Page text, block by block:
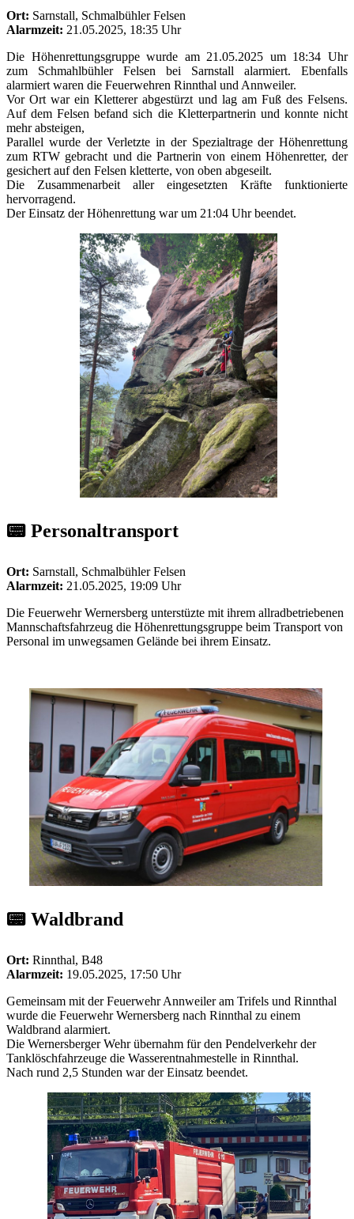
Ort: Sarnstall, Schmalbühler Felsen
Alarmzeit: 21.05.2025, 18:35 Uhr
Die Höhenrettungsgruppe wurde am 21.05.2025 um 18:34 Uhr
zum Schmahlbühler Felsen bei Sarnstall alarmiert. Ebenfalls
alarmiert waren die Feuerwehren Rinnthal und Annweiler.
Vor Ort war ein Kletterer abgestürzt und lag am Fuß des Felsens.
Auf dem Felsen befand sich die Kletterpartnerin und konnte nicht
mehr absteigen,
Parallel wurde der Verletzte in der Spezialtrage der Höhenrettung
zum RTW gebracht und die Partnerin von einem Höhenretter, der
gesichert auf den Felsen kletterte, von oben abgeseilt.
Die Zusammenarbeit aller eingesetzten Kräfte funktionierte
hervorragend.
Der Einsatz der Höhenrettung war um 21:04 Uhr beendet.
📟 Personaltransport
Ort: Sarnstall, Schmalbühler Felsen
Alarmzeit: 21.05.2025, 19:09 Uhr
Die Feuerwehr Wernersberg unterstüzte mit ihrem allradbetriebenen
Mannschaftsfahrzeug die Höhenrettungsgruppe beim Transport von
Personal im unwegsamen Gelände bei ihrem Einsatz.
📟 Waldbrand
Ort: Rinnthal, B48
Alarmzeit: 19.05.2025, 17:50 Uhr
Gemeinsam mit der Feuerwehr Annweiler am Trifels und Rinnthal
wurde die Feuerwehr Wernersberg nach Rinnthal zu einem
Waldbrand alarmiert.
Die Wernersberger Wehr übernahm für den Pendelverkehr der
Tanklöschfahrzeuge die Wasserentnahmestelle in Rinnthal.
Nach rund 2,5 Stunden war der Einsatz beendet.